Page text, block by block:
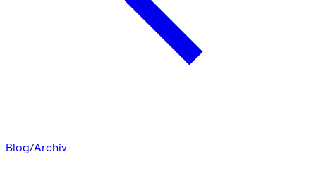
Blog/Archiv